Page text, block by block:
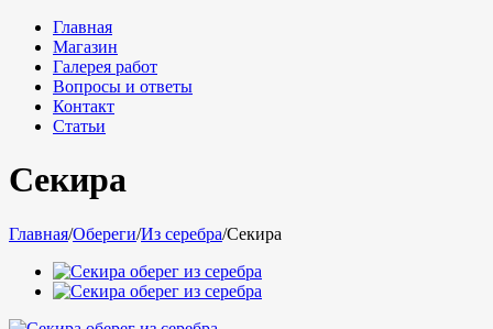
Главная
Магазин
Галерея работ
Вопросы и ответы
Контакт
Статьи
Секира
Главная/Обереги/Из серебра/Секира